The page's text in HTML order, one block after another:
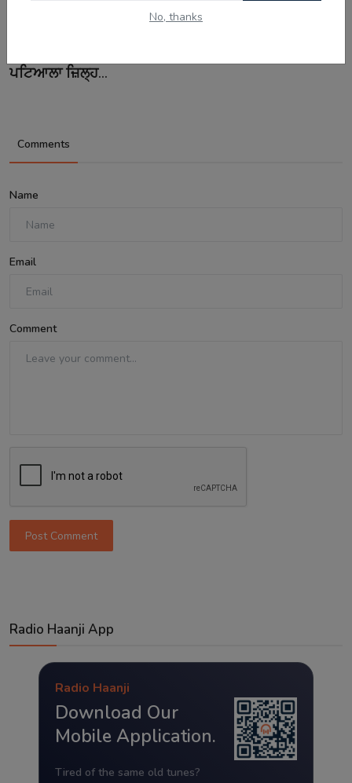
No, thanks
ਪਟਿਆਲਾ ਜ਼ਿਲ੍ਹ...
Comments
Name
Email
Comment
Post Comment
Radio Haanji App
Radio Haanji
Download Our
Mobile Application.
Tired of the same old tunes?